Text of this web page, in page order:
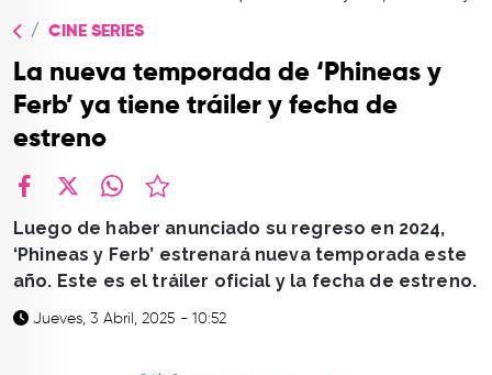
CONTACTO
CINE SERIES
La nueva temporada de ‘Phineas y
Ferb’ ya tiene tráiler y fecha de
estreno
Luego de haber anunciado su regreso en 2024,
‘Phineas y Ferb’ estrenará nueva temporada este
año. Este es el tráiler oficial y la fecha de estreno.
Jueves, 3 Abril, 2025 - 10:52